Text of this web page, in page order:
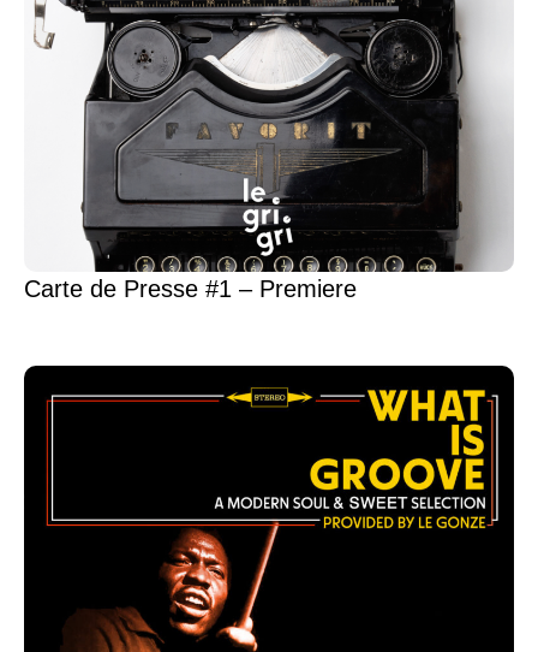
Carte de Presse #1 – Premiere